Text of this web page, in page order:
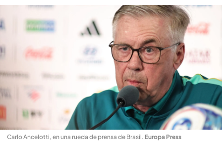
Carlo Ancelotti, en una rueda de prensa de Brasil. Europa Press